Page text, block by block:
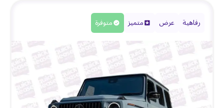
رفاهية عرض متميز متوفرة